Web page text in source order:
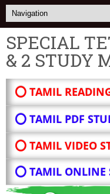
SPECIAL
& 2 STUDY
⭕ TAMIL
⭕ TAMIL PDF
⭕ TAMIL VIDEO
⭕ TAMIL ONLINE